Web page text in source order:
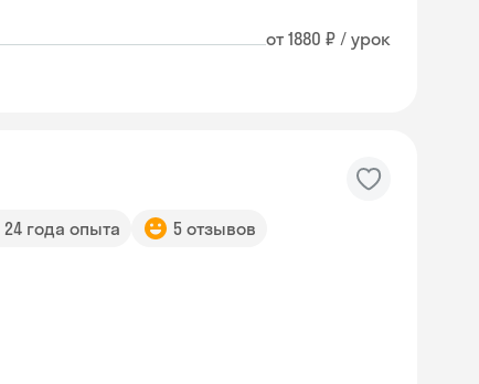
от 1880 ₽ / урок
24 года опыта 5 отзывов